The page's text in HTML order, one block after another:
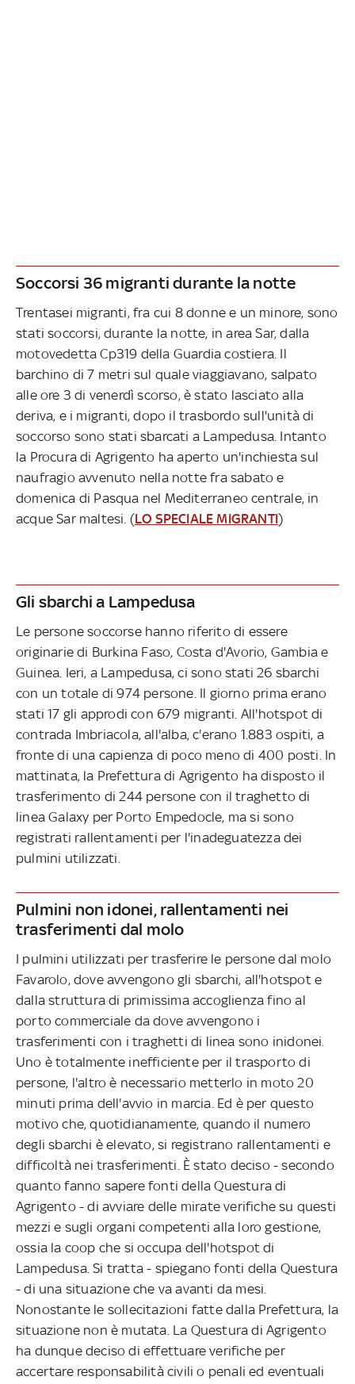
Soccorsi 36 migranti durante la notte
Trentasei migranti, fra cui 8 donne e un minore, sono
stati soccorsi, durante la notte, in area Sar, dalla
motovedetta Cp319 della Guardia costiera. Il
barchino di 7 metri sul quale viaggiavano, salpato
alle ore 3 di venerdì scorso, è stato lasciato alla
deriva, e i migranti, dopo il trasbordo sull'unità di
soccorso sono stati sbarcati a Lampedusa. Intanto
la Procura di Agrigento ha aperto un'inchiesta sul
naufragio avvenuto nella notte fra sabato e
domenica di Pasqua nel Mediterraneo centrale, in
acque Sar maltesi. (LO SPECIALE MIGRANTI)
Gli sbarchi a Lampedusa
Le persone soccorse hanno riferito di essere
originarie di Burkina Faso, Costa d'Avorio, Gambia e
Guinea. Ieri, a Lampedusa, ci sono stati 26 sbarchi
con un totale di 974 persone. Il giorno prima erano
stati 17 gli approdi con 679 migranti. All'hotspot di
contrada Imbriacola, all'alba, c'erano 1.883 ospiti, a
fronte di una capienza di poco meno di 400 posti. In
mattinata, la Prefettura di Agrigento ha disposto il
trasferimento di 244 persone con il traghetto di
linea Galaxy per Porto Empedocle, ma si sono
registrati rallentamenti per l'inadeguatezza dei
pulmini utilizzati.
Pulmini non idonei, rallentamenti nei
trasferimenti dal molo
I pulmini utilizzati per trasferire le persone dal molo
Favarolo, dove avvengono gli sbarchi, all'hotspot e
dalla struttura di primissima accoglienza fino al
porto commerciale da dove avvengono i
trasferimenti con i traghetti di linea sono inidonei.
Uno è totalmente inefficiente per il trasporto di
persone, l'altro è necessario metterlo in moto 20
minuti prima dell'avvio in marcia. Ed è per questo
motivo che, quotidianamente, quando il numero
degli sbarchi è elevato, si registrano rallentamenti e
difficoltà nei trasferimenti. È stato deciso - secondo
quanto fanno sapere fonti della Questura di
Agrigento - di avviare delle mirate verifiche su questi
mezzi e sugli organi competenti alla loro gestione,
ossia la coop che si occupa dell'hotspot di
Lampedusa. Si tratta - spiegano fonti della Questura
- di una situazione che va avanti da mesi.
Nonostante le sollecitazioni fatte dalla Prefettura, la
situazione non è mutata. La Questura di Agrigento
ha dunque deciso di effettuare verifiche per
accertare responsabilità civili o penali ed eventuali